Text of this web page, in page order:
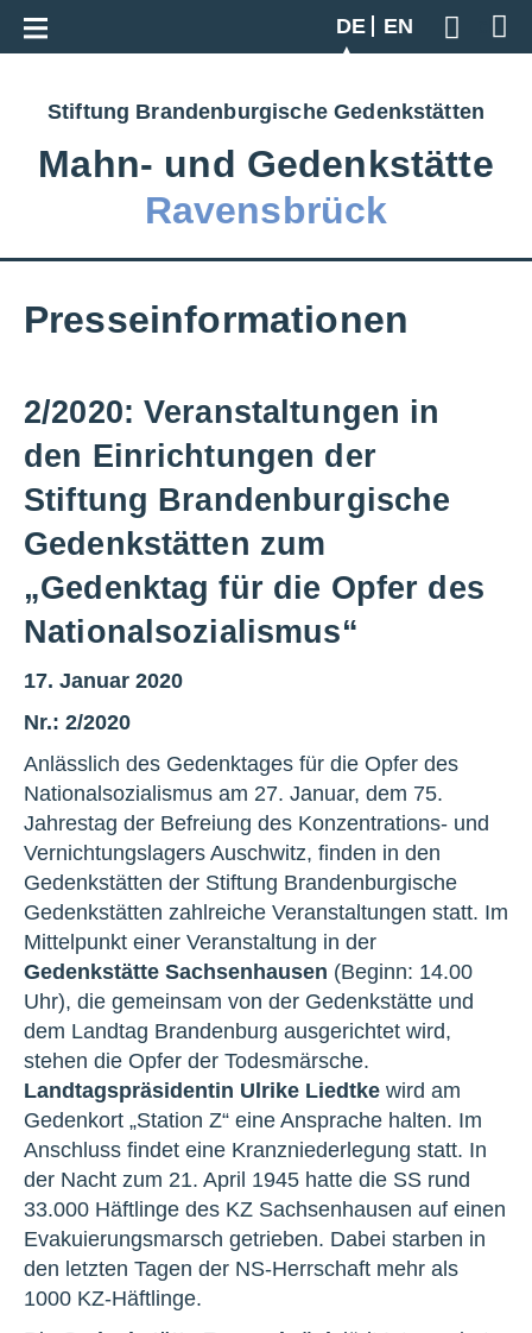
DE
EN
Geben
Zur Gesamtübersicht
Stiftung Brandenburgische Gedenkstätten
Mahn‑ und Gedenkstätte
Ravensbrück
Presseinformationen
2/2020: Veranstaltungen in
den Einrichtungen der
Stiftung Brandenburgische
Gedenkstätten zum
„Gedenktag für die Opfer des
Nationalsozialismus“
17. Januar 2020
Nr.: 2/2020
Anlässlich des Gedenktages für die Opfer des
Nationalsozialismus am 27. Januar, dem 75.
Jahrestag der Befreiung des Konzentrations- und
Vernichtungslagers Auschwitz, finden in den
Gedenkstätten der Stiftung Brandenburgische
Gedenkstätten zahlreiche Veranstaltungen statt. Im
Mittelpunkt einer Veranstaltung in der
Gedenkstätte Sachsenhausen (Beginn: 14.00
Uhr), die gemeinsam von der Gedenkstätte und
dem Landtag Brandenburg ausgerichtet wird,
stehen die Opfer der Todesmärsche.
Landtagspräsidentin Ulrike Liedtke wird am
Gedenkort „Station Z“ eine Ansprache halten. Im
Anschluss findet eine Kranzniederlegung statt. In
der Nacht zum 21. April 1945 hatte die SS rund
33.000 Häftlinge des KZ Sachsenhausen auf einen
Evakuierungsmarsch getrieben. Dabei starben in
den letzten Tagen der NS-Herrschaft mehr als
1000 KZ-Häftlinge.